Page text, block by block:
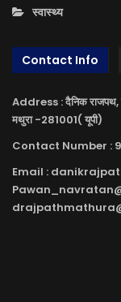
स्वास्थ्य
Contact Info
Address : दैनिक राजपथ,
मथुरा -281001( यूपी)
Contact Number :
Email :